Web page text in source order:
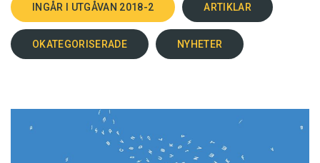
INGÅR I UTGÅVAN 2018-2 ARTIKLAR
OKATEGORISERADE NYHETER